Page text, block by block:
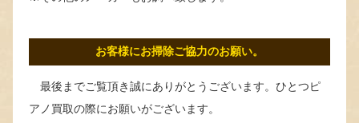
お客様にお掃除ご協力のお願い。
最後までご覧頂き誠にありがとうございます。ひとつピ
アノ買取の際にお願いがございます。